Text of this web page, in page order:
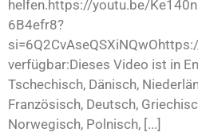
helfen.https://youtu.be/
6B4efr8?
verfügbar:Dieses Video ist in
Tschechisch, Dänisch,
Französisch, Deutsch,
Norwegisch, Polnisch, [...]